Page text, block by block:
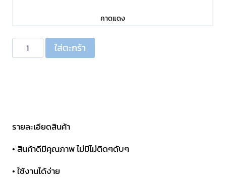
คาดแดง
จำนวน
ปลั๊ก
มี
คาด
ดำ/
ใส่ตะกร้า
รายละเอียดสินค้า
• สินค้าดีมีคุณภาพ ไม่มีไม่ติดๆดับๆ
• ใช้งานได้ง่าย